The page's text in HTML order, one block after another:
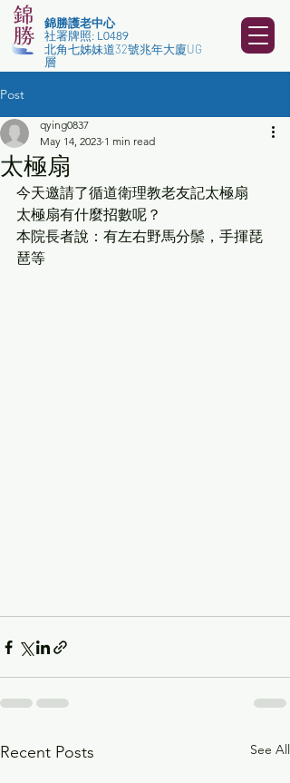
錦勝護老中心
社署牌照​: L0489
北角七姊妹道32號兆年大廈UG
層
Post
太極扇
qying0837
May 14, 2023 1 min read
今天邀請了循道衛理教老友記太極扇
太極扇有什麼招數呢？
本院長者說：有左右野馬分鬃，手揮琵
琶等
Recent Posts See All